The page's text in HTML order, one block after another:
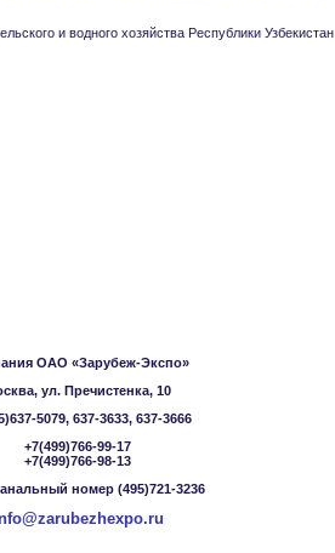
и водного хозяйства Республики Узбекистан
ОАО «Зарубеж-Экспо»
ул. Пречистенка, 10
5079, 637-3633, 637-3666
+7(499)766-99-17
+7(499)766-98-13
номер (495)721-3236